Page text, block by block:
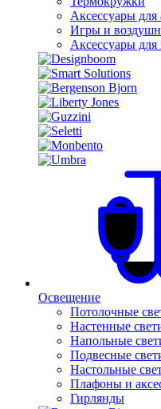
Аксессуары для
Игры и
Аксессуары для
Освещение
Потолочные
Настенные
Напольные
Подвесные
Настольные
Плафоны и
Гирлянды